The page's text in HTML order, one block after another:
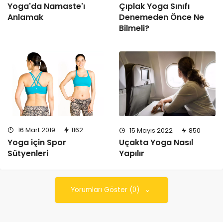
Yoga'da Namaste'ı
Anlamak
Çıplak Yoga Sınıfı
Denemeden Önce Ne
Bilmeli?
16 Mart 2019 1162
Yoga için Spor
Sütyenleri
15 Mayıs 2022 850
Uçakta Yoga Nasıl
Yapılır
Yorumları Göster (0)